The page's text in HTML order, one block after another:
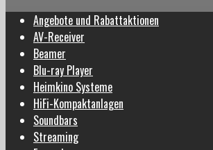
Angebote und Rabattaktionen
AV-Receiver
Beamer
Blu-ray Player
Heimkino Systeme
HiFi-Kompaktanlagen
Soundbars
Streaming